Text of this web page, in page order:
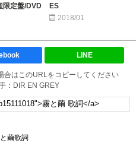
限定盤/DVD
ES
2018/01
LINE
合はこのURLをコピーしてください
：DIR EN GREY
繭歌詞